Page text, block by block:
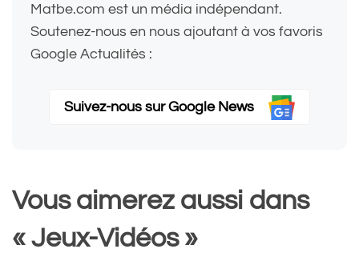
Matbe.com est un média indépendant.
Soutenez-nous en nous ajoutant à vos favoris
Google Actualités :
Suivez-nous sur Google News
Vous aimerez aussi dans
« Jeux-Vidéos »